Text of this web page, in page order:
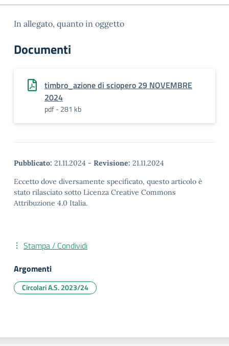
In allegato, quanto in oggetto
Documenti
timbro_azione di sciopero 29 NOVEMBRE
2024
pdf - 281 kb
Pubblicato: 21.11.2024 - Revisione: 21.11.2024
Eccetto dove diversamente specificato, questo articolo è
stato rilasciato sotto Licenza Creative Commons
Attribuzione 4.0 Italia.
Stampa / Condividi
Argomenti
Circolari A.S. 2023/24